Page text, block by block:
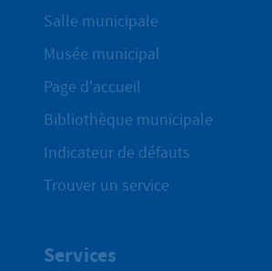
Salle municipale
Musée municipal
Page d'accueil
Bibliothèque municipale
Indicateur de défauts
Trouver un service
Services